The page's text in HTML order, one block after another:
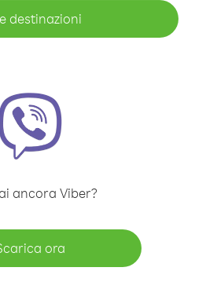
destinazioni
ancora Viber?
ora